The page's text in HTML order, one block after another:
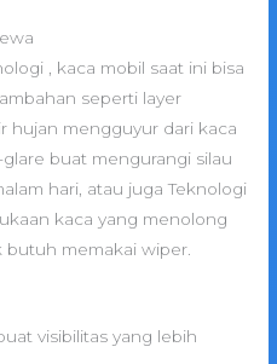
, kaca mobil saat ini bisa
seperti layer
hujan mengguyur dari kaca
buat mengurangi silau
hari, atau juga Teknologi
kaca yang menolong
memakai wiper.
visibilitas yang lebih